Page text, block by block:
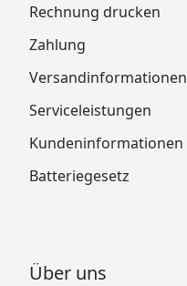
Rechnung drucken
Zahlung
Versandinformationen
Serviceleistungen
Kundeninformationen
Batteriegesetz
Über uns